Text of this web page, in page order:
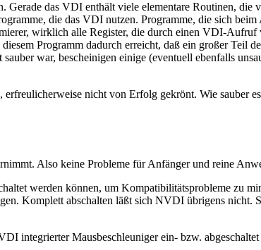
das VDI enthält viele elementare Routinen, die
die das VDI nutzen. Programme, die sich
wirklich alle Register, die durch einen VDI-Aufruf
Programm dadurch erreicht, daß ein großer Teil
war, bescheinigen einige (eventuell ebenfalls
nicht von Erfolg gekrönt. Wie sauber
Also keine Probleme für Anfänger und reine
werden können, um Kompatibilitätsprobleme zu
Komplett abschalten läßt sich NVDI übrigens nicht.
integrierter Mausbeschleuniger ein- bzw. abgeschaltet